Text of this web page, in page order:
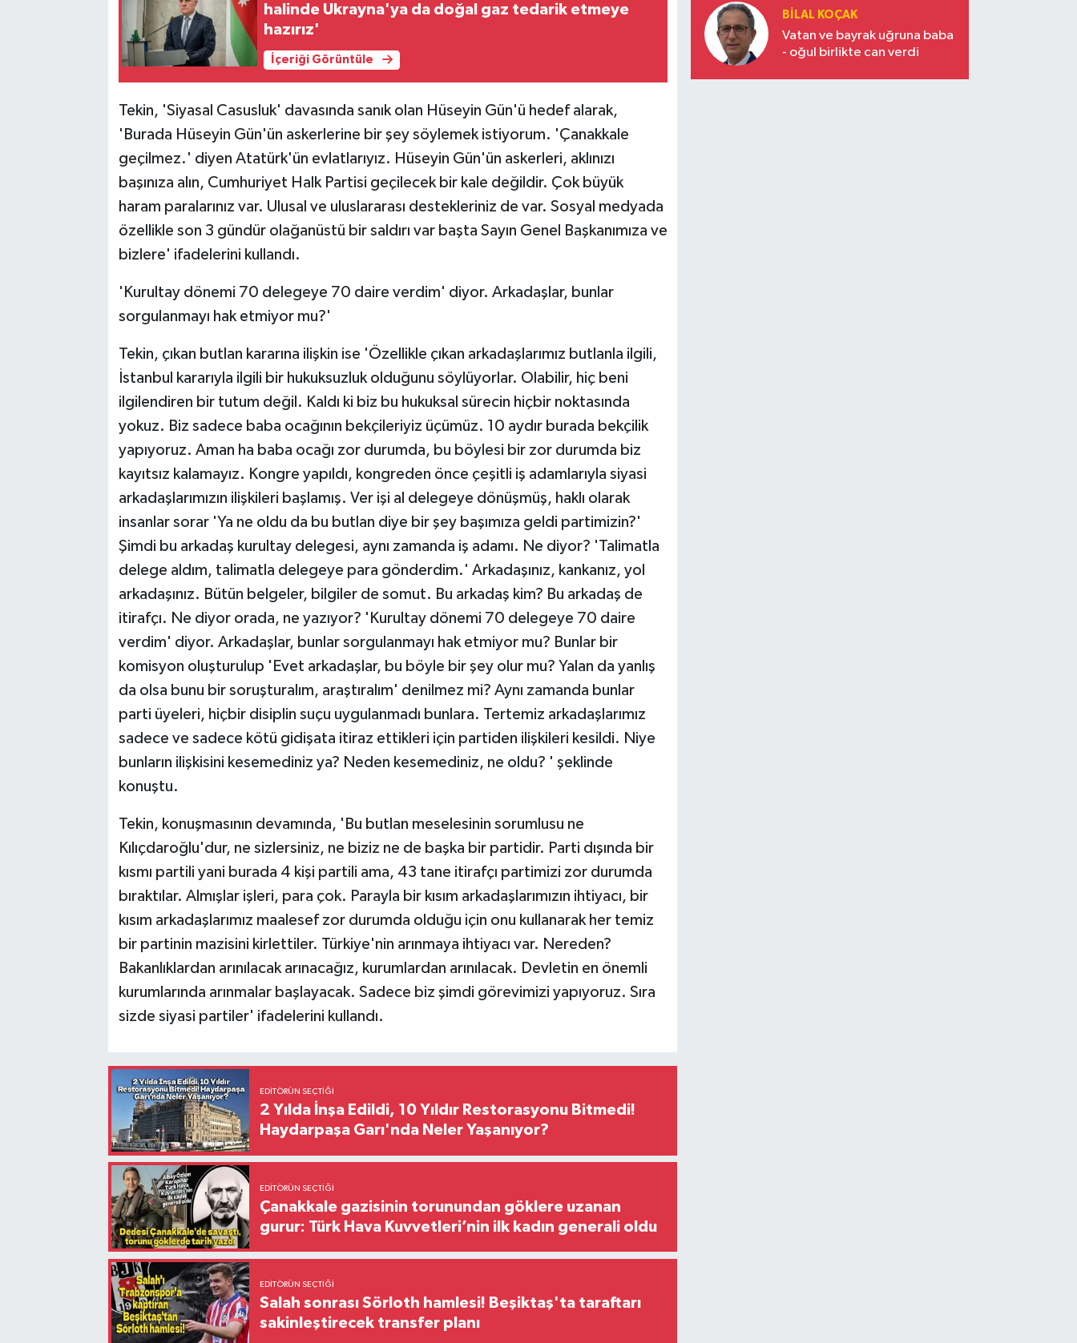
halinde Ukrayna'ya da doğal gaz tedarik etmeye
hazırız'
İçeriği Görüntüle
Tekin, 'Siyasal Casusluk' davasında sanık olan Hüseyin Gün'ü hedef alarak,
'Burada Hüseyin Gün'ün askerlerine bir şey söylemek istiyorum. 'Çanakkale
geçilmez.' diyen Atatürk'ün evlatlarıyız. Hüseyin Gün'ün askerleri, aklınızı
başınıza alın, Cumhuriyet Halk Partisi geçilecek bir kale değildir. Çok büyük
haram paralarınız var. Ulusal ve uluslararası destekleriniz de var. Sosyal medyada
özellikle son 3 gündür olağanüstü bir saldırı var başta Sayın Genel Başkanımıza ve
bizlere' ifadelerini kullandı.
'Kurultay dönemi 70 delegeye 70 daire verdim' diyor. Arkadaşlar, bunlar
sorgulanmayı hak etmiyor mu?'
Tekin, çıkan butlan kararına ilişkin ise 'Özellikle çıkan arkadaşlarımız butlanla ilgili,
İstanbul kararıyla ilgili bir hukuksuzluk olduğunu söylüyorlar. Olabilir, hiç beni
ilgilendiren bir tutum değil. Kaldı ki biz bu hukuksal sürecin hiçbir noktasında
yokuz. Biz sadece baba ocağının bekçileriyiz üçümüz. 10 aydır burada bekçilik
yapıyoruz. Aman ha baba ocağı zor durumda, bu böylesi bir zor durumda biz
kayıtsız kalamayız. Kongre yapıldı, kongreden önce çeşitli iş adamlarıyla siyasi
arkadaşlarımızın ilişkileri başlamış. Ver işi al delegeye dönüşmüş, haklı olarak
insanlar sorar 'Ya ne oldu da bu butlan diye bir şey başımıza geldi partimizin?'
Şimdi bu arkadaş kurultay delegesi, aynı zamanda iş adamı. Ne diyor? 'Talimatla
delege aldım, talimatla delegeye para gönderdim.' Arkadaşınız, kankanız, yol
arkadaşınız. Bütün belgeler, bilgiler de somut. Bu arkadaş kim? Bu arkadaş de
itirafçı. Ne diyor orada, ne yazıyor? 'Kurultay dönemi 70 delegeye 70 daire
verdim' diyor. Arkadaşlar, bunlar sorgulanmayı hak etmiyor mu? Bunlar bir
komisyon oluşturulup 'Evet arkadaşlar, bu böyle bir şey olur mu? Yalan da yanlış
da olsa bunu bir soruşturalım, araştıralım' denilmez mi? Aynı zamanda bunlar
parti üyeleri, hiçbir disiplin suçu uygulanmadı bunlara. Tertemiz arkadaşlarımız
sadece ve sadece kötü gidişata itiraz ettikleri için partiden ilişkileri kesildi. Niye
bunların ilişkisini kesemediniz ya? Neden kesemediniz, ne oldu? ' şeklinde
konuştu.
Tekin, konuşmasının devamında, 'Bu butlan meselesinin sorumlusu ne
Kılıçdaroğlu'dur, ne sizlersiniz, ne biziz ne de başka bir partidir. Parti dışında bir
kısmı partili yani burada 4 kişi partili ama, 43 tane itirafçı partimizi zor durumda
bıraktılar. Almışlar işleri, para çok. Parayla bir kısım arkadaşlarımızın ihtiyacı, bir
kısım arkadaşlarımız maalesef zor durumda olduğu için onu kullanarak her temiz
bir partinin mazisini kirlettiler. Türkiye'nin arınmaya ihtiyacı var. Nereden?
Bakanlıklardan arınılacak arınacağız, kurumlardan arınılacak. Devletin en önemli
kurumlarında arınmalar başlayacak. Sadece biz şimdi görevimizi yapıyoruz. Sıra
sizde siyasi partiler' ifadelerini kullandı.
EDITÖRÜN SEÇTIĞI
2 Yılda İnşa Edildi, 10 Yıldır Restorasyonu Bitmedi!
Haydarpaşa Garı'nda Neler Yaşanıyor?
EDITÖRÜN SEÇTIĞI
Çanakkale gazisinin torunundan göklere uzanan
gurur: Türk Hava Kuvvetleri’nin ilk kadın generali oldu
EDITÖRÜN SEÇTIĞI
Salah sonrası Sörloth hamlesi! Beşiktaş'ta taraftarı
sakinleştirecek transfer planı
BILAL KOÇAK
Vatan ve bayrak uğruna baba
- oğul birlikte can verdi